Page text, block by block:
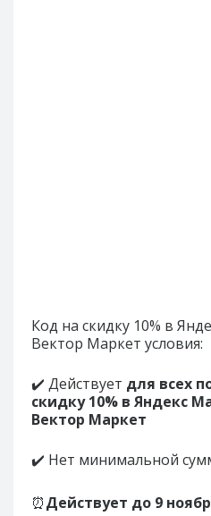
Код на скидку 10% в
Вектор Маркет условия:
✔️ Действует для всех
скидку 10% в Яндекс
Вектор Маркет
✔️ Нет минимальной
⏰Действует до 9